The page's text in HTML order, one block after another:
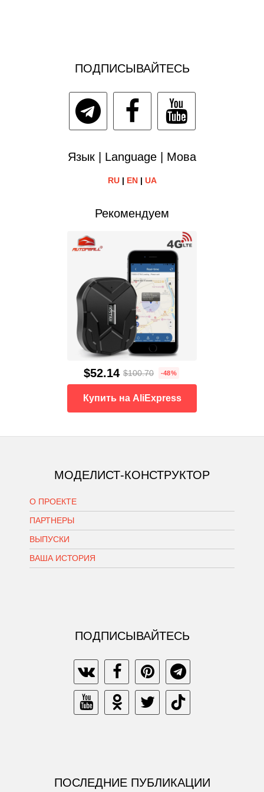
ПОДПИСЫВАЙТЕСЬ
Язык | Language | Мова
RU| EN| UA
Рекомендуем
$52.14 $100.70 -48%
Купить на AliExpress
МОДЕЛИСТ-КОНСТРУКТОР
О ПРОЕКТЕ
ПАРТНЕРЫ
ВЫПУСКИ
ВАША ИСТОРИЯ
ПОДПИСЫВАЙТЕСЬ
ПОСЛЕДНИЕ ПУБЛИКАЦИИ